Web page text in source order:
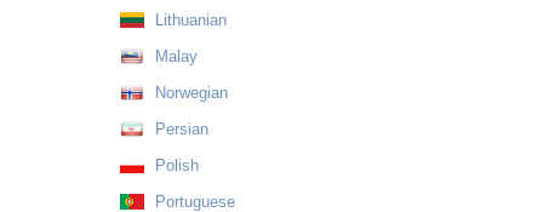
Lithuanian
Malay
Norwegian
Persian
Polish
Portuguese